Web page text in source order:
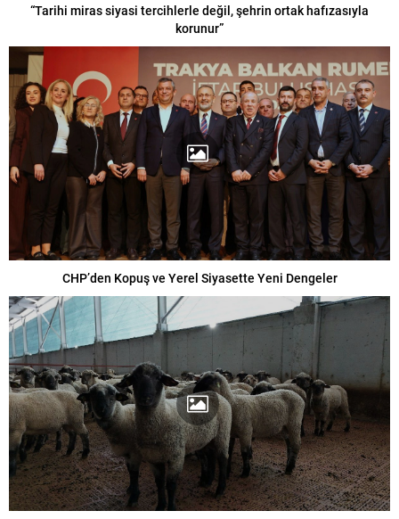
“Tarihi miras siyasi tercihlerle değil, şehrin ortak hafızasıyla
korunur”
CHP’den Kopuş ve Yerel Siyasette Yeni Dengeler